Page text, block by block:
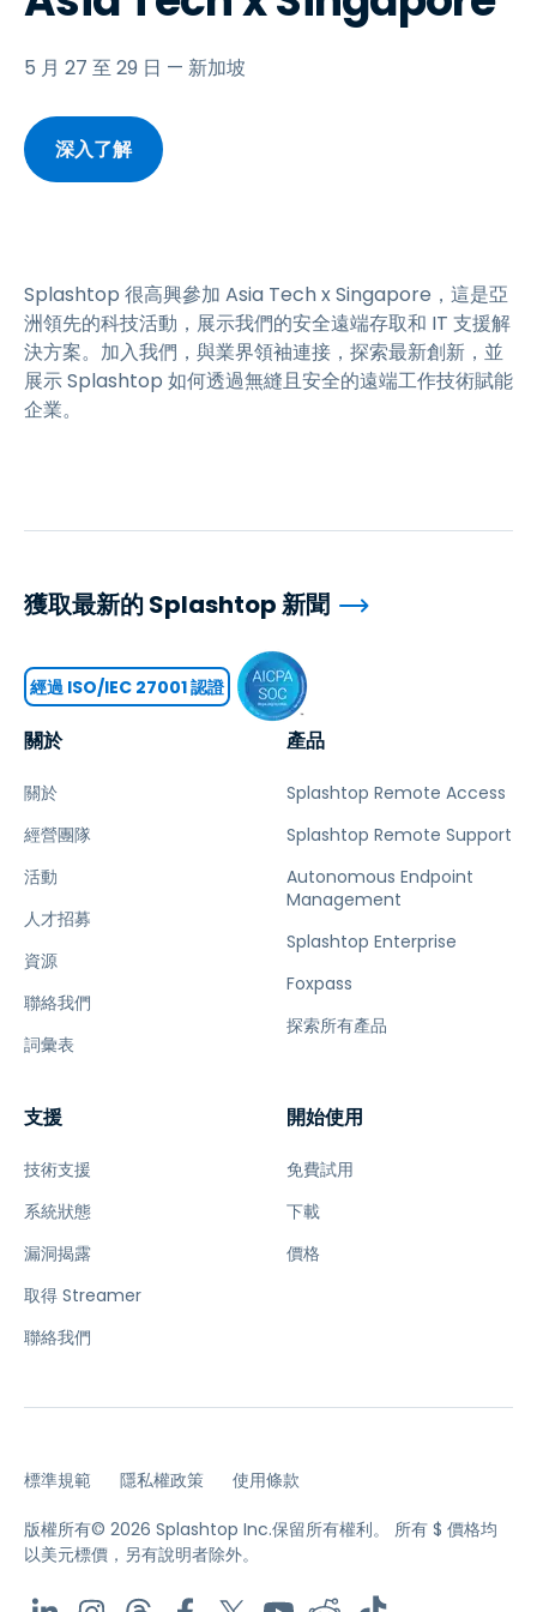
5 月 27 至 29 日 — 新加坡
深入了解
Splashtop 很高興參加 Asia Tech x Singapore，這是亞
洲領先的科技活動，展示我們的安全遠端存取和 IT 支援解
決方案。加入我們，與業界領袖連接，探索最新創新，並
展示 Splashtop 如何透過無縫且安全的遠端工作技術賦能
企業。
關於
關於
經營團隊
活動
人才招募
資源
聯絡我們
詞彙表
產品
Splashtop Remote Access
Splashtop Remote Support
Autonomous Endpoint
Management
Splashtop Enterprise
Foxpass
探索所有產品
支援
技術支援
系統狀態
漏洞揭露
取得 Streamer
聯絡我們
開始使用
免費試用
下載
價格
獲取最新的 Splashtop 新聞
經過 ISO/IEC 27001 認證
標準規範 隱私權政策 使用條款
版權所有© 2026 Splashtop Inc.保留所有權利。
所有 $ 價格均
以美元標價，另有說明者除外。